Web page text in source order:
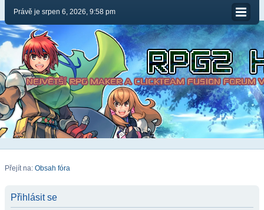
Právě je srpen 6, 2026, 9:58 pm
Přejít na: Obsah fóra
Přihlásit se